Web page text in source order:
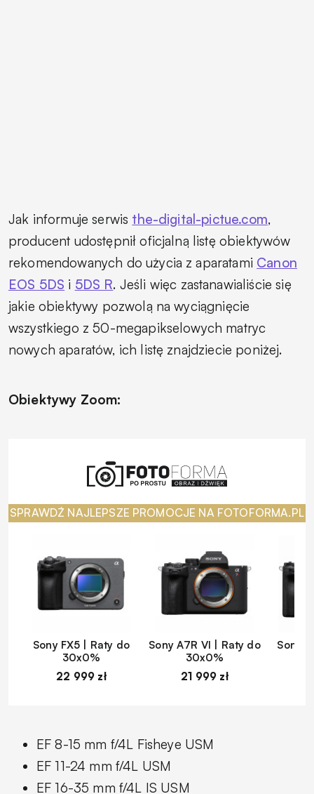
Jak informuje serwis the-digital-pictue.com,
producent udostępnił oficjalną listę obiektywów
rekomendowanych do użycia z aparatami Canon
EOS 5DS i 5DS R. Jeśli więc zastanawialiście się
jakie obiektywy pozwolą na wyciągnięcie
wszystkiego z 50-megapikselowych matryc
nowych aparatów, ich listę znajdziecie poniżej.
Obiektywy Zoom:
SPRAWDŹ NAJLEPSZE PROMOCJE NA FOTOFORMA.PL
Sony FX5 | Raty do
30x0%
22 999 zł
Sony A7R VI | Raty do
30x0%
21 999 zł
Sony
EF 8-15 mm f/4L Fisheye USM
EF 11-24 mm f/4L USM
EF 16-35 mm f/4L IS USM